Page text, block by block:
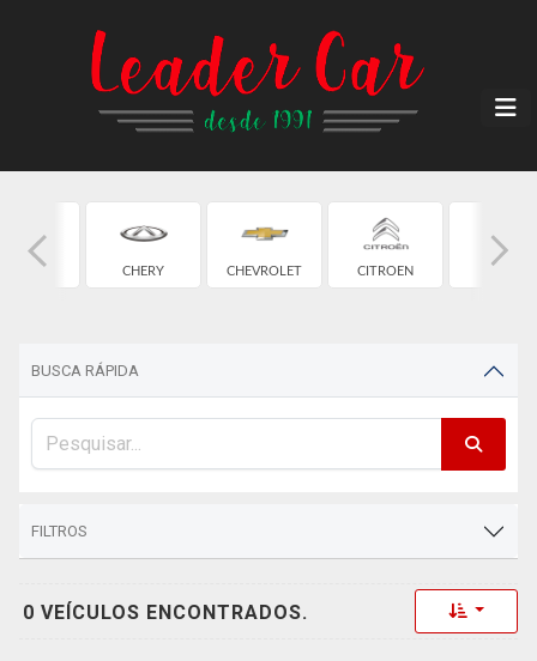
CHERY CHEVROLET CITROEN
BUSCA RÁPIDA
FILTROS
0 VEÍCULOS ENCONTRADOS. Toggle